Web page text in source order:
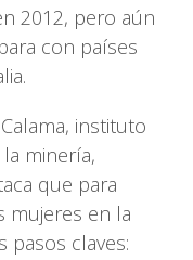
2012, pero aún
con países
instituto
minería,
que para
mujeres en la
pasos claves: